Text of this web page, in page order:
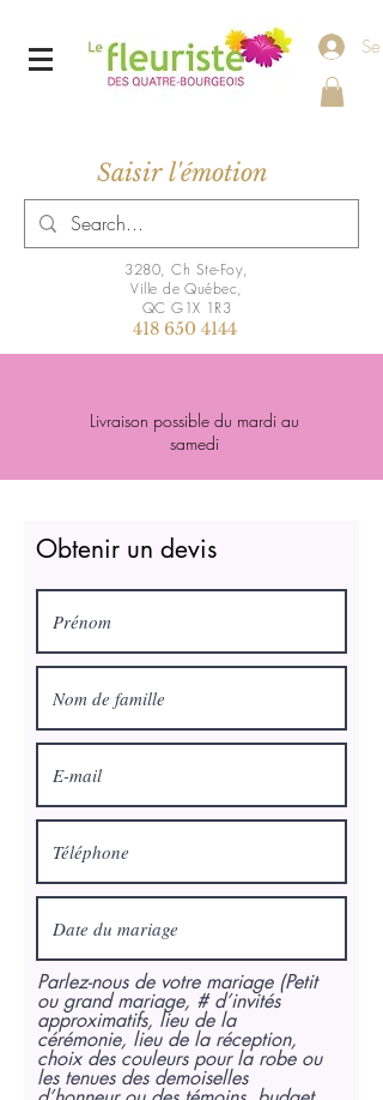
Saisir l'émotion
3280, Ch Ste-Foy,
Ville de Québec,
QC G1X 1R3
418 650 4144
Livraison possible du mardi au
samedi
Obtenir un devis
Parlez-nous de votre mariage (Petit
ou grand mariage, # d’invités
approximatifs, lieu de la
cérémonie, lieu de la réception,
choix des couleurs pour la robe ou
les tenues des demoiselles